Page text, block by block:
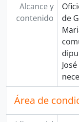
Alcance y
contenido
de
Área de